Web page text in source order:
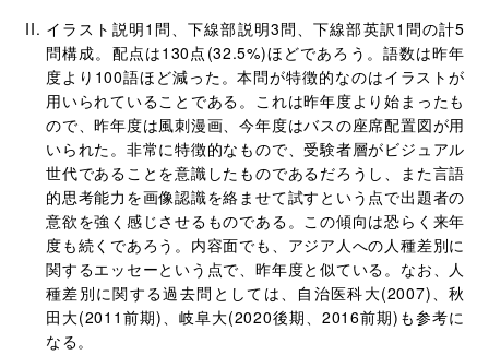
イラスト説明1問、下線部説明3問、下線部英訳1問の計5
問構成。配点は130点(32.5%)ほどであろう。語数は昨年
度より100語ほど減った。本問が特徴的なのはイラストが
用いられていることである。これは昨年度より始まったも
ので、昨年度は風刺漫画、今年度はバスの座席配置図が用
いられた。非常に特徴的なもので、受験者層がビジュアル
世代であることを意識したものであるだろうし、また言語
的思考能力を画像認識を絡ませて試すという点で出題者の
意欲を強く感じさせるものである。この傾向は恐らく来年
度も続くであろう。内容面でも、アジア人への人種差別に
関するエッセーという点で、昨年度と似ている。なお、人
種差別に関する過去問としては、自治医科大(2007)、秋
田大(2011前期)、岐阜大(2020後期、2016前期)も参考に
なる。